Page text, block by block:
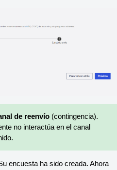
de reenvío (contingencia).
no interactúa en el canal
encuesta ha sido creada. Ahora